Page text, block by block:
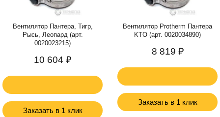
Вентилятор Пантера, Тигр,
Рысь, Леопард (арт.
0020023215)
10 604 ₽
Заказать в 1 клик
Вентилятор Protherm Пантера
KTO (арт. 0020034890)
8 819 ₽
Заказать в 1 клик